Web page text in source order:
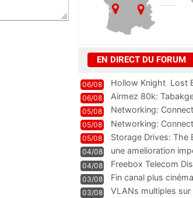
EN DIRECT DU FORUM
06/08 Hollow Knight  Lost
06/08
Airmez 80k:
Technologie und
05/08 Networking:
05/08
Networking:
Information
05/08
Storage Drives: The
Management
04/08
une amelioration
WIFI
04/08
Freebox Telecom
Communi
03/08 Fin canal plus
03/08 VLANs multiples sur